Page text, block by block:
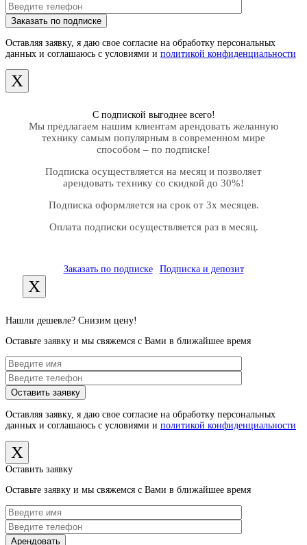
Оставляя заявку, я даю свое согласие на обработку персональных
данных и соглашаюсь с условиями и политикой конфиденциальности
X
С подпиской выгоднее всего!
Мы предлагаем нашим клиентам арендовать желанную
технику самым популярным в современном мире
способом – по подписке!
Подписка осуществляется на месяц и позволяет
арендовать технику со скидкой до 30%!
Подписка оформляется на срок от 3х месяцев.
Оплата подписки осуществляется раз в месяц.
Заказать по подписке Подписка и депозит
X
Нашли дешевле? Снизим цену!
Оставьте заявку и мы свяжемся с Вами в ближайшее время
Оставляя заявку, я даю свое согласие на обработку персональных
данных и соглашаюсь с условиями и политикой конфиденциальности
X
Оставить заявку
Оставьте заявку и мы свяжемся с Вами в ближайшее время